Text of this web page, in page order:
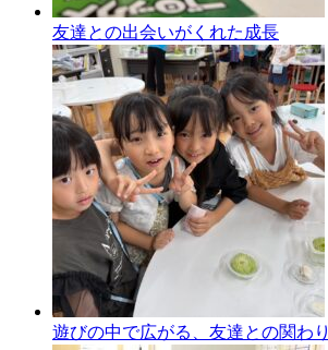
友達との出会いがくれた成長
遊びの中で広がる、友達との関わり